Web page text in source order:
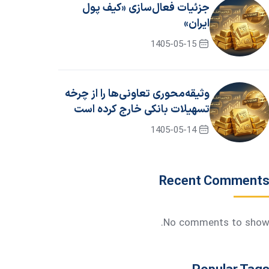
جزئیات فعال‌سازی «کیف پول
ایران»
1405-05-15
وثیقه‌محوری تعاونی‌ها را از چرخه
تسهیلات بانکی خارج کرده است
1405-05-14
Recent Comments
No comments to show.